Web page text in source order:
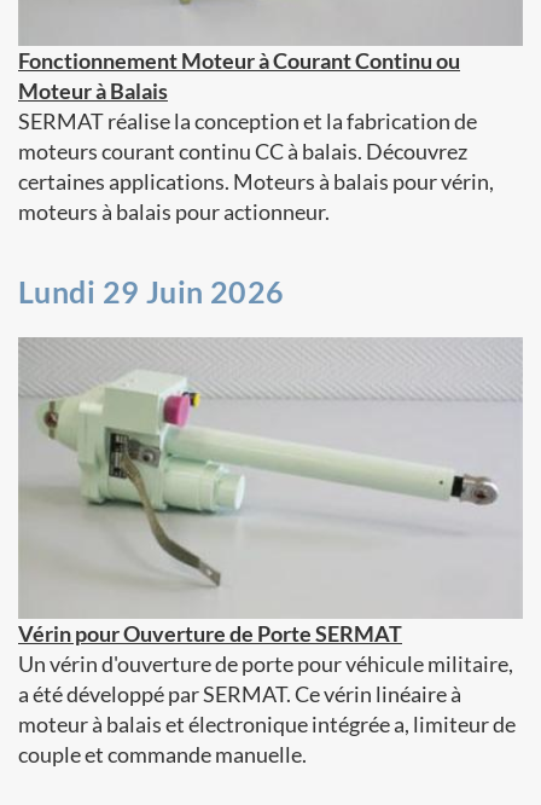
Fonctionnement Moteur à Courant Continu ou
Moteur à Balais
SERMAT réalise la conception et la fabrication de
moteurs courant continu CC à balais. Découvrez
certaines applications. Moteurs à balais pour vérin,
moteurs à balais pour actionneur.
Lundi 29 Juin 2026
Vérin pour Ouverture de Porte SERMAT
Un vérin d'ouverture de porte pour véhicule militaire,
a été développé par SERMAT. Ce vérin linéaire à
moteur à balais et électronique intégrée a, limiteur de
couple et commande manuelle.